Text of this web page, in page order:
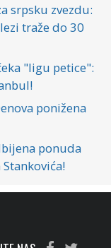
srpsku zvezdu:
traže do 30
"ligu petice":
ponižena
ponuda